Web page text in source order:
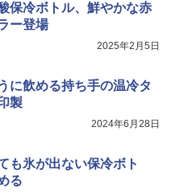
保冷ボトル、鮮やかな赤
ー登場
2025年2月5日
に飲める持ち手の温冷タ
製
2024年6月28日
も氷が出ない保冷ボト
る